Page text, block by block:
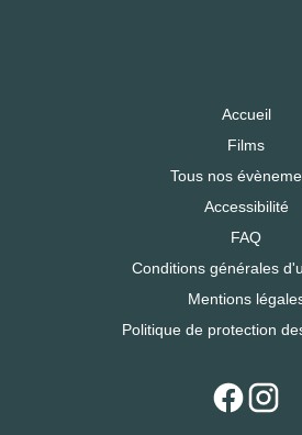
Accueil
Films
Tous nos
Accessibilité
FAQ
Conditions générales
Mentions
Politique de protection